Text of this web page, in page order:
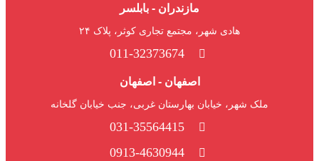
مازندران - بابلسر
هادی شهر، مجتمع تجاری کوثر، پلاک ۲۴
011-32373674
اصفهان - اصفهان
ملک شهر، خیابان بهارستان غربی، جنب خیابان گلخانه
031-35564415
0913-4630944